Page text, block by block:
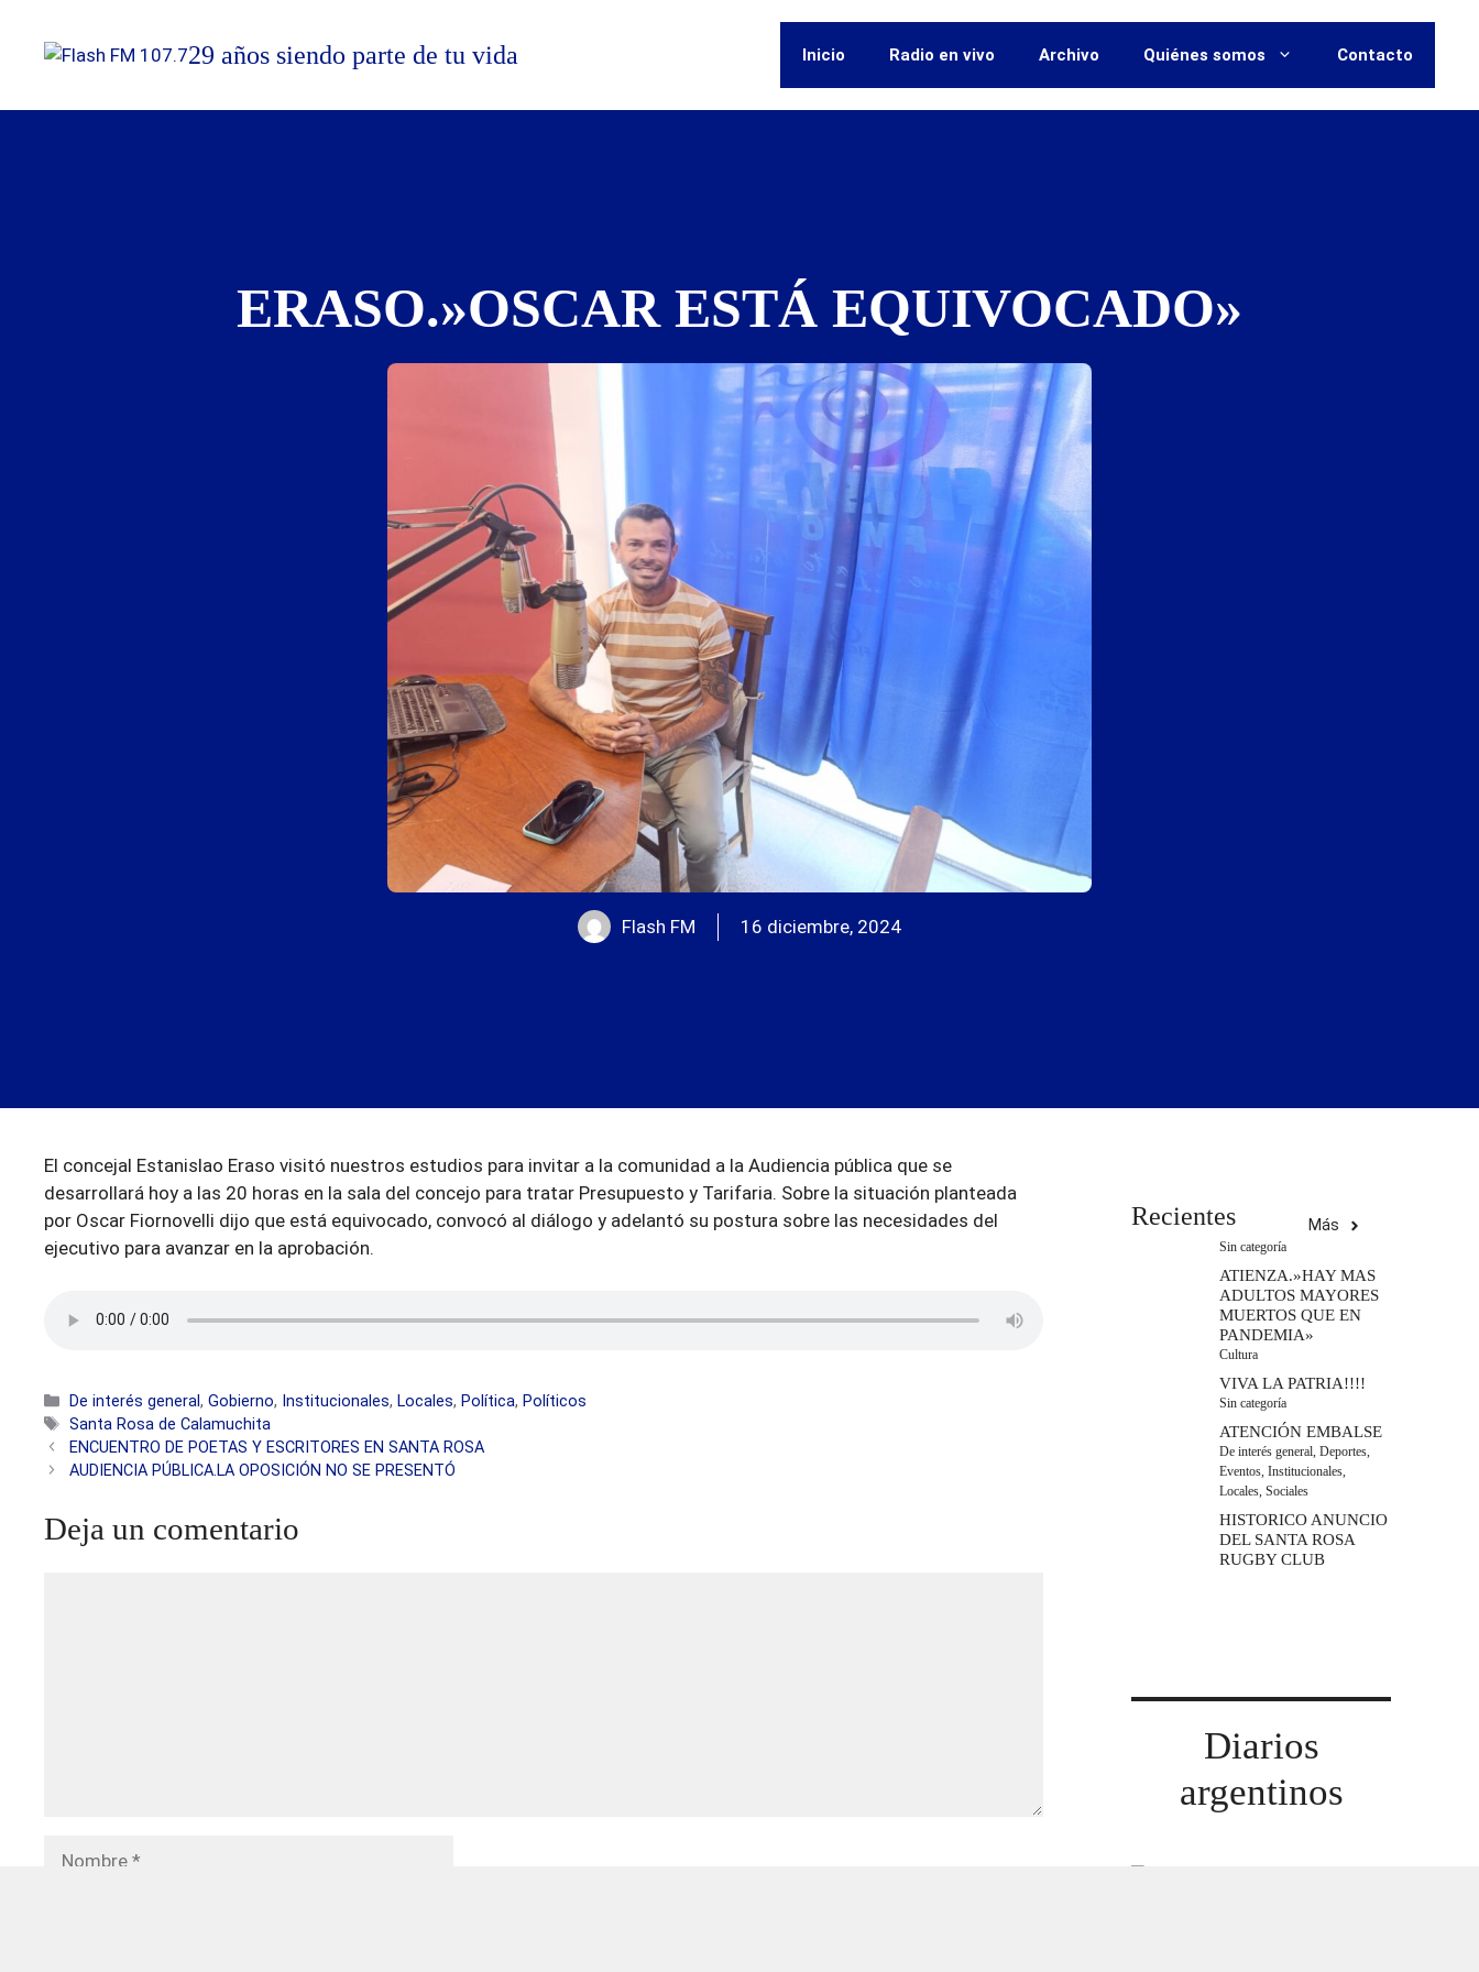
contenido
29 años siendo parte de tu vida Inicio Radio en vivo Archivo Quiénes somos Contacto
ERASO.»OSCAR ESTÁ EQUIVOCADO»
Flash FM 16 diciembre, 2024
El concejal Estanislao Eraso visitó nuestros estudios para invitar a la comunidad a la Audiencia pública que se
desarrollará hoy a las 20 horas en la sala del concejo para tratar Presupuesto y Tarifaria. Sobre la situación planteada
por Oscar Fiornovelli dijo que está equivocado, convocó al diálogo y adelantó su postura sobre las necesidades del
ejecutivo para avanzar en la aprobación.
Categorías
De interés general,Gobierno, Institucionales, Locales, Política, Políticos
Etiquetas
Santa Rosa de Calamuchita
ENCUENTRO DE POETAS Y ESCRITORES EN SANTA ROSA
AUDIENCIA PÚBLICA.LA OPOSICIÓN NO SE PRESENTÓ
Deja un comentario
Recientes Más
Sin categoría
ATIENZA.»HAY MAS
ADULTOS MAYORES
MUERTOS QUE EN
PANDEMIA»
Cultura
VIVA LA PATRIA!!!!
Sin categoría
ATENCIÓN EMBALSE
De interés general, Deportes,
Eventos, Institucionales,
Locales, Sociales
HISTORICO ANUNCIO
DEL SANTA ROSA
RUGBY CLUB
Diarios
argentinos